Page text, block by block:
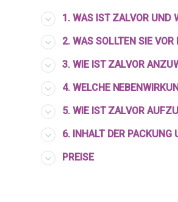
1. WAS IST ZALVOR UND
2. WAS SOLLTEN SIE
3. WIE IST ZALVOR
4. WELCHE
5. WIE IST ZALVOR
6. INHALT DER PACKUNG
PREISE